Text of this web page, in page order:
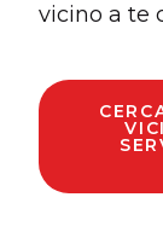
vicino a te